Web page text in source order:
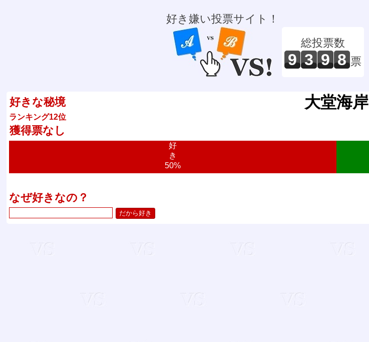
好き嫌い投票サイト！
総投票数
9 3 9 8 票
好きな秘境
ランキング12位
獲得票なし
大堂海岸
好
き
50%
なぜ好きなの？